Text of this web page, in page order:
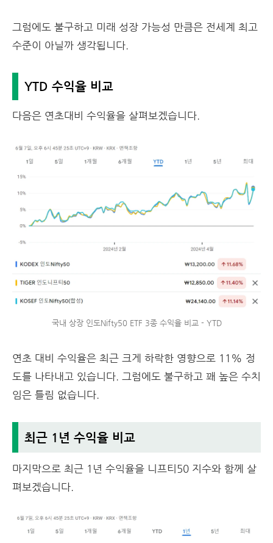
그럼에도 불구하고 미래 성장 가능성 만큼은 전세계 최고
수준이 아닐까 생각됩니다.
YTD 수익율 비교
다음은 연초대비 수익율을 살펴보겠습니다.
국내 상장 인도Nifty50 ETF 3종 수익율 비교 - YTD
연초 대비 수익율은 최근 크게 하락한 영향으로 11% 정
도를 나타내고 있습니다. 그럼에도 불구하고 꽤 높은 수치
임은 틀림 없습니다.
최근 1년 수익율 비교
마지막으로 최근 1년 수익율을 니프티50 지수와 함께 살
펴보겠습니다.